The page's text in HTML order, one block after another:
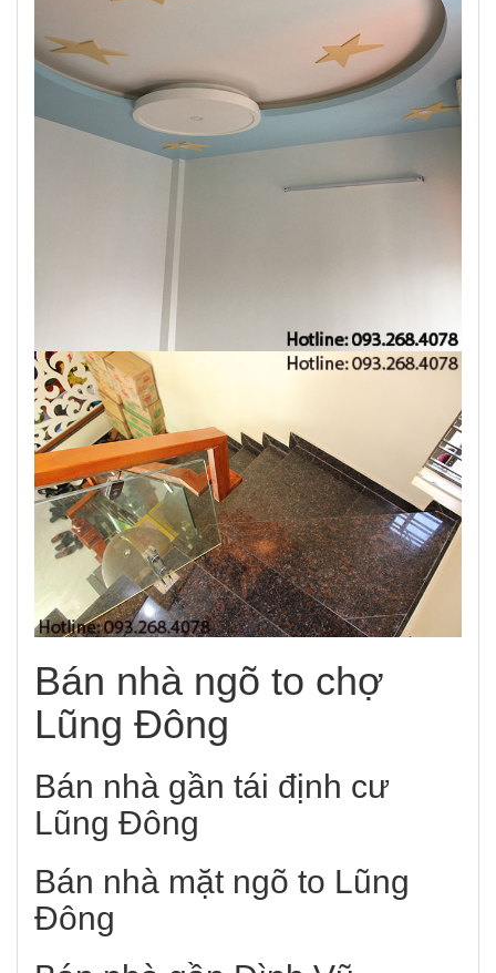
Bán nhà ngõ to chợ
Lũng Đông
Bán nhà gần tái định cư
Lũng Đông
Bán nhà mặt ngõ to Lũng
Đông